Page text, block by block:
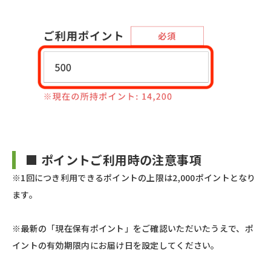
■ ポイントご利用時の注意事項
※1回につき利用できるポイントの上限は2,000ポイントとなり
ます。
※最新の「現在保有ポイント」をご確認いただいたうえで、ポ
イントの有効期限内にお届け日を設定してください。